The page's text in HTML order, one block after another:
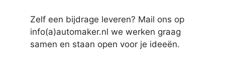
Zelf een bijdrage leveren? Mail ons op
info(a)automaker.nl we werken graag
samen en staan open voor je ideeën.